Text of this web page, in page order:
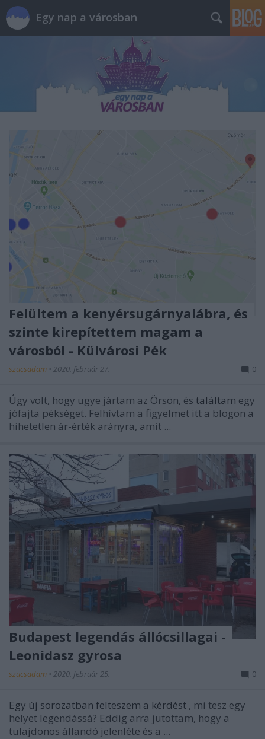
Egy nap a városban
Felültem a kenyérsugárnyalábra, és
szinte kirepítettem magam a
városból - Külvárosi Pék
szucsadam • 2020. február 27. 0
Úgy volt, hogy ugye jártam az Örsön, és találtam egy
jófajta pékséget. Felhívtam a figyelmet itt a blogon a
hihetetlen ár-érték arányra, amit ...
Budapest legendás állócsillagai -
Leonidasz gyrosa
szucsadam • 2020. február 25. 0
Egy új sorozatban felteszem a kérdést , mi tesz egy
helyet legendássá? Eddig arra jutottam, hogy a
tulajdonos állandó jelenléte és a ...